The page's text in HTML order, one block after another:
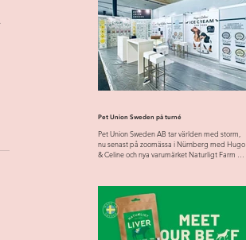
Pet Union Sweden på turné
Pet Union Sweden AB tar världen med storm,
nu senast på zoomässa i Nürnberg med Hugo
& Celine och nya varumärket Naturligt Farm &